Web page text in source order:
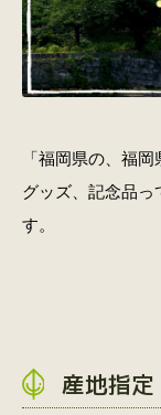
「福岡県の、福
グッズ、記念品っ
す。
産地指